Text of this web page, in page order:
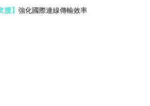
援】 強化國際連線傳輸效率